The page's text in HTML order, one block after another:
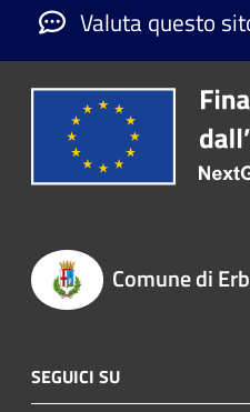
Valuta questo
Comune di
SEGUICI SU